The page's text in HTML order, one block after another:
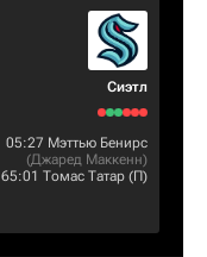
Сиэтл
05:27 Мэттью Бенирс
(Джаред Маккенн)
65:01 Томас Татар (П)